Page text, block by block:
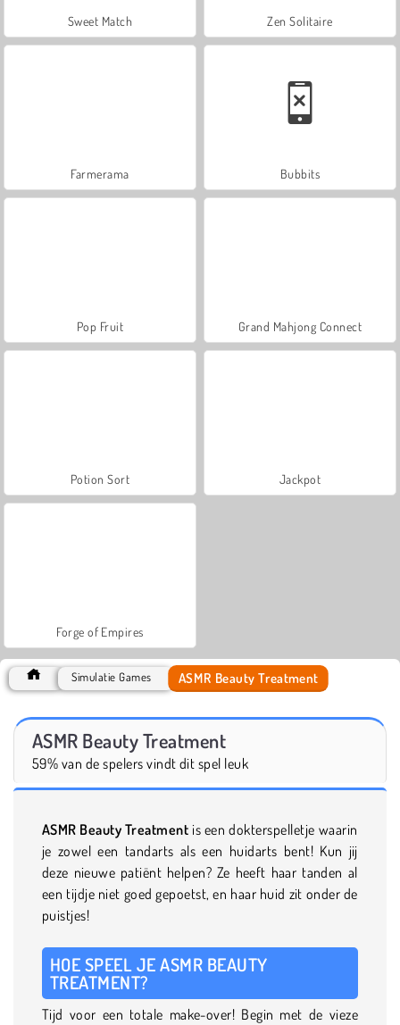
Sweet Match Zen Solitaire
Farmerama Bubbits
Pop Fruit Grand Mahjong Connect
Potion Sort Jackpot
Forge of Empires
Simulatie Games ASMR Beauty Treatment
ASMR Beauty Treatment
59% van de spelers vindt dit spel leuk
ASMR Beauty Treatment is een dokterspelletje waarin
je zowel een tandarts als een huidarts bent! Kun jij
deze nieuwe patiënt helpen? Ze heeft haar tanden al
een tijdje niet goed gepoetst, en haar huid zit onder de
puistjes!
HOE SPEEL JE ASMR BEAUTY
TREATMENT?
Tijd voor een totale make-over! Begin met de vieze